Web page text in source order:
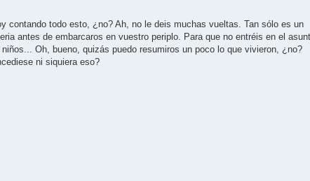
contando todo esto, ¿no? Ah, no le deis muchas vueltas. Tan sólo es un
antes de embarcaros en vuestro periplo. Para que no entréis en el
Oh, bueno, quizás puedo resumiros un poco lo que vivieron, ¿no?
ni siquiera eso?